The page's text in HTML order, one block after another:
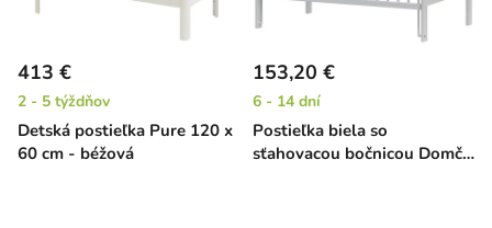
Detská postieľka Pure 120 x
60 cm - béžová
413 €
2 - 5 týždňov
Postieľka biela so
sťahovacou bočnicou Domčo
153,20 €
6 - 14 dní